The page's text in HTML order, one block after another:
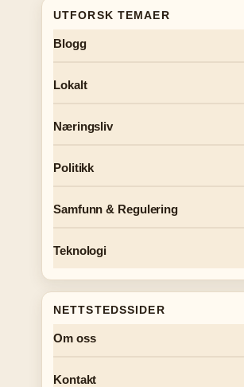
UTFORSK TEMAER
Blogg
Lokalt
Næringsliv
Politikk
Samfunn & Regulering
Teknologi
NETTSTEDSSIDER
Om oss
Kontakt